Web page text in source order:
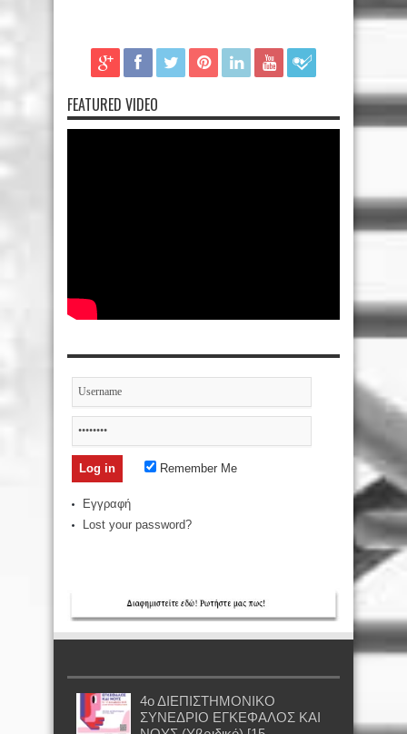
FEATURED VIDEO
Remember Me
Εγγραφή
Lost your password?
4ο ΔΙΕΠΙΣΤΗΜΟΝΙΚΟ
ΣΥΝΕΔΡΙΟ ΕΓΚΕΦΑΛΟΣ ΚΑΙ